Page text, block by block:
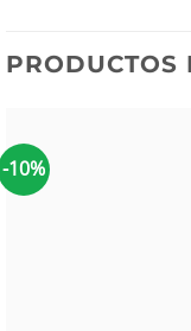
PRODUCTOS
-10%